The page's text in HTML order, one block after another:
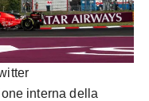
interna della